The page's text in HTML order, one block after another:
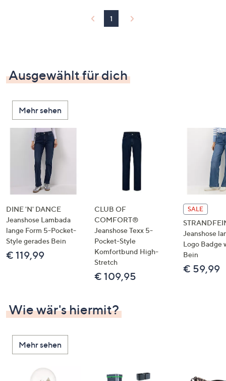
1
Ausgewählt für dich
Mehr sehen
DINE 'N' DANCE
Jeanshose Lambada
lange Form 5-Pocket-
Style gerades Bein
€ 119,99
CLUB OF
COMFORT®
Jeanshose Texx 5-
Pocket-Style
Komfortbund High-
Stretch
€ 109,95
SALE
Jeanshose
Logo Badge
Bein
€ 59,99
Wie wär's hiermit?
Mehr sehen